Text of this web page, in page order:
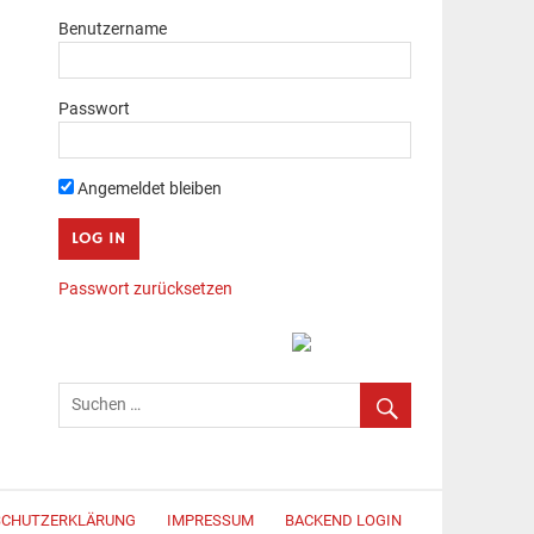
Benutzername
Passwort
Angemeldet bleiben
Passwort zurücksetzen
IMPRESSUM BACKEND LOGIN